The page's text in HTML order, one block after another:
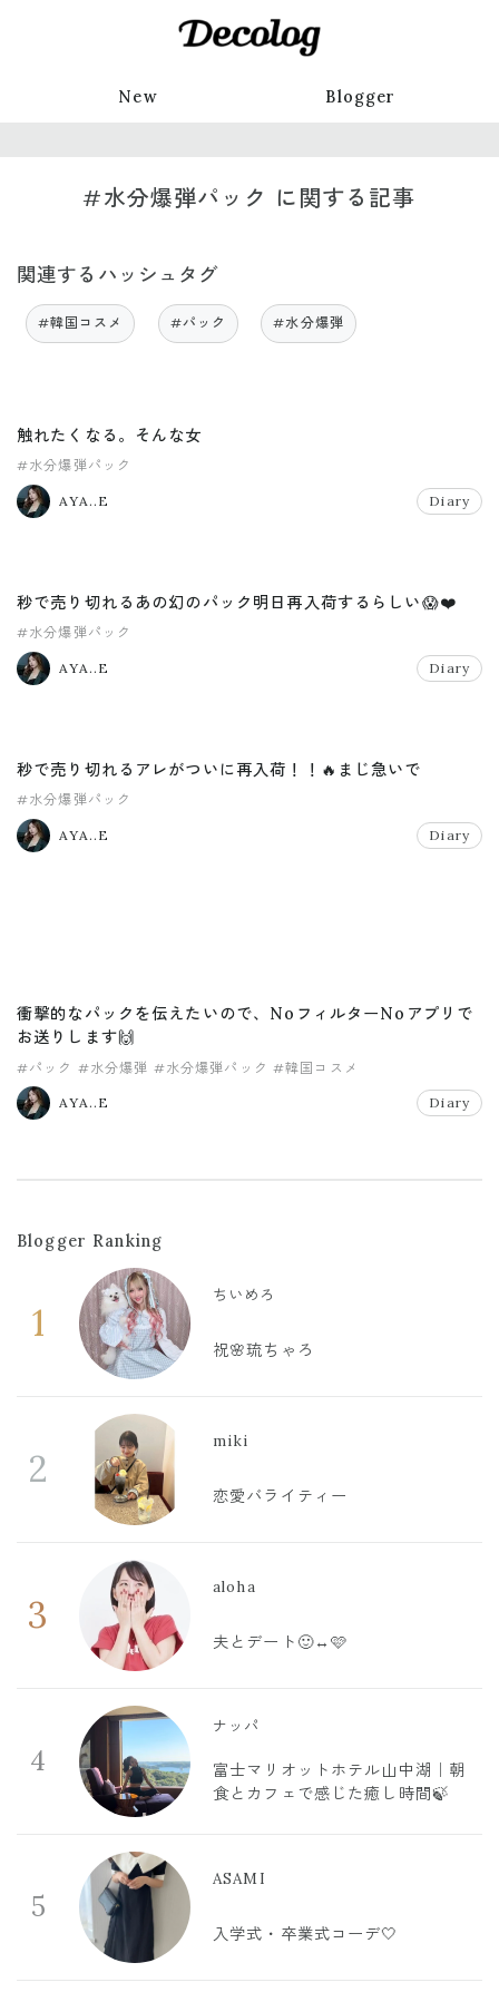
New Blogger
#水分爆弾パック に関する記事
関連するハッシュタグ
#韓国コスメ #パック #水分爆弾
触れたくなる。そんな女
#水分爆弾パック
AYA..E Diary
秒で売り切れるあの幻のパック明日再入荷するらしい😱❤️
#水分爆弾パック
AYA..E Diary
秒で売り切れるアレがついに再入荷！！🔥まじ急いで
#水分爆弾パック
AYA..E Diary
衝撃的なパックを伝えたいので、NoフィルターNoアプリで
お送りします🙌
#パック #水分爆弾 #水分爆弾パック #韓国コスメ
AYA..E Diary
Blogger Ranking
1
ちいめろ
祝🌸琉ちゃろ
2
miki
恋愛バライティー
3
aloha
夫とデート🙂‍↔️🩷
4
ナッパ
富士マリオットホテル山中湖｜朝
食とカフェで感じた癒し時間🍃
5
ASAMI
入学式・卒業式コーデ🤍